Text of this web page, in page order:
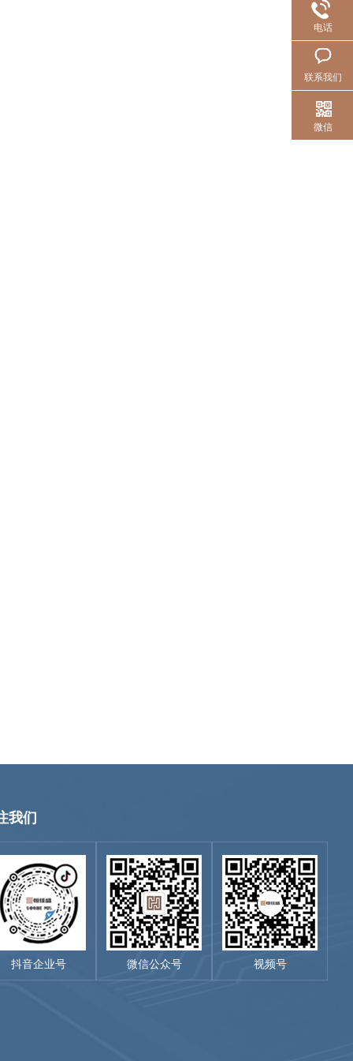
我们
抖音企业号 微信公众号 视频号
电话
联系我们
微信